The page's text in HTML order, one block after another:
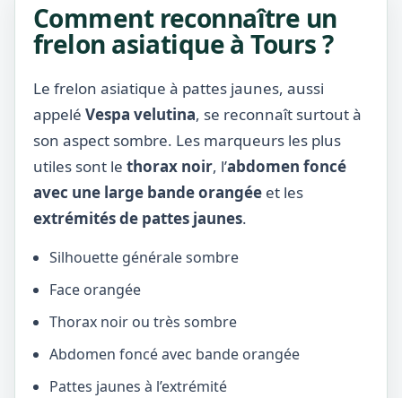
Comment reconnaître un
frelon asiatique à Tours ?
Le frelon asiatique à pattes jaunes, aussi
appelé Vespa velutina, se reconnaît surtout à
son aspect sombre. Les marqueurs les plus
utiles sont le thorax noir, l’abdomen foncé
avec une large bande orangée et les
extrémités de pattes jaunes.
Silhouette générale sombre
Face orangée
Thorax noir ou très sombre
Abdomen foncé avec bande orangée
Pattes jaunes à l’extrémité